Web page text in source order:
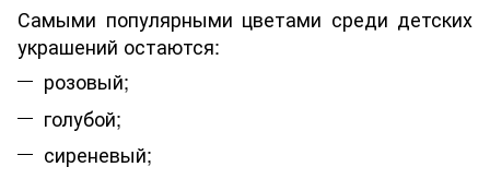
Самыми популярными цветами среди детских
украшений остаются:
розовый;
голубой;
сиреневый;